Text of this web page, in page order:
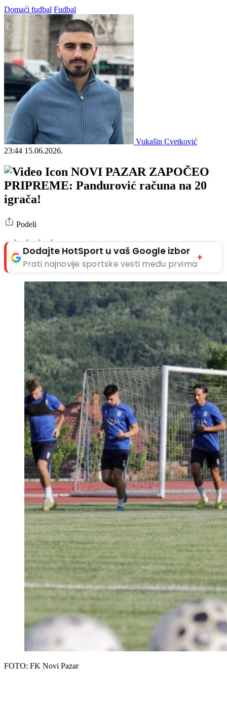
Domaći fudbal Fudbal
Vukašin Cvetković
23:44 15.06.2026.
NOVI PAZAR ZAPOČEO
PRIPREME: Pandurović računa na 20
igrača!
Podeli
Dodajte HotSport u vaš Google izbor
Prati najnovije sportske vesti među prvima
+
FOTO: FK Novi Pazar